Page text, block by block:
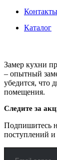
Контакты
Каталог
Замер кухни
– опытный
убедится, что
помещения.
Следите за
Подпишитесь
поступлений